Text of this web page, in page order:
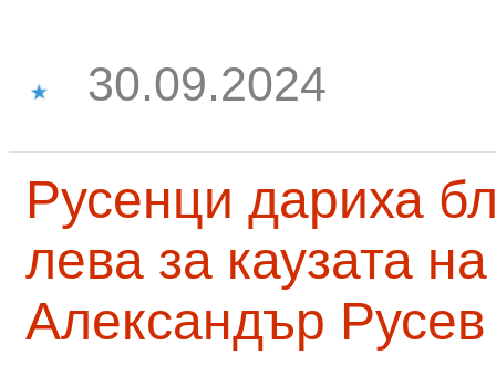
30.09.2024
Русенци дариха
лева за каузата
Александър Русев